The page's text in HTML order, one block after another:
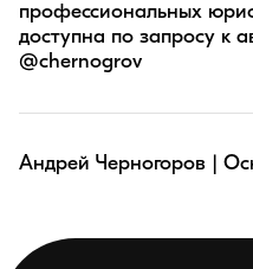
профессиональных
доступна по запросу к
@chernogrov
Андрей Черногоров |